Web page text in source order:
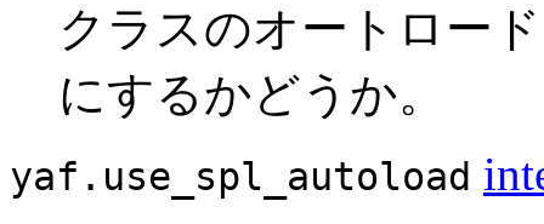
クラスのオートロー
にするかどうか。
yaf.use_spl_autoload